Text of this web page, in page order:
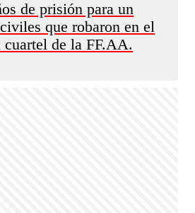
de prisión para un
que robaron en el
de la FF.AA.